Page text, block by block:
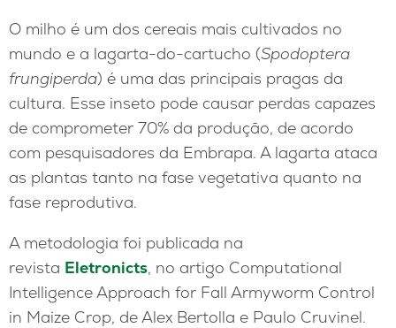
O milho é um dos cereais mais cultivados no
mundo e a lagarta-do-cartucho (Spodoptera
frungiperda) é uma das principais pragas da
cultura. Esse inseto pode causar perdas capazes
de comprometer 70% da produção, de acordo
com pesquisadores da Embrapa. A lagarta ataca
as plantas tanto na fase vegetativa quanto na
fase reprodutiva.
A metodologia foi publicada na
revista Eletronicts, no artigo Computational
Intelligence Approach for Fall Armyworm Control
in Maize Crop, de Alex Bertolla e Paulo Cruvinel.